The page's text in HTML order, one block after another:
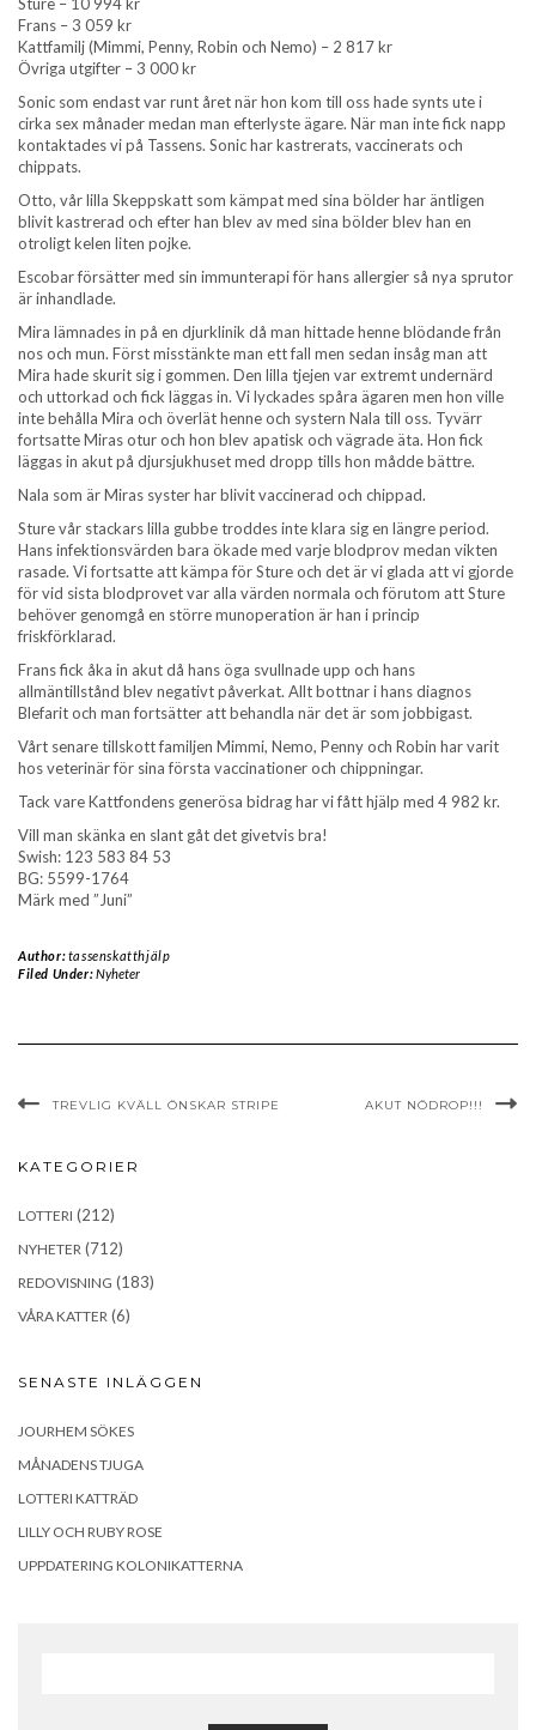
Sture – 10 994 kr
Frans – 3 059 kr
Kattfamilj (Mimmi, Penny, Robin och Nemo) – 2 817 kr
Övriga utgifter – 3 000 kr
Sonic som endast var runt året när hon kom till oss hade synts ute i
cirka sex månader medan man efterlyste ägare. När man inte fick napp
kontaktades vi på Tassens. Sonic har kastrerats, vaccinerats och
chippats.
Otto, vår lilla Skeppskatt som kämpat med sina bölder har äntligen
blivit kastrerad och efter han blev av med sina bölder blev han en
otroligt kelen liten pojke.
Escobar försätter med sin immunterapi för hans allergier så nya sprutor
är inhandlade.
Mira lämnades in på en djurklinik då man hittade henne blödande från
nos och mun. Först misstänkte man ett fall men sedan insåg man att
Mira hade skurit sig i gommen. Den lilla tjejen var extremt undernärd
och uttorkad och fick läggas in. Vi lyckades spåra ägaren men hon ville
inte behålla Mira och överlät henne och systern Nala till oss. Tyvärr
fortsatte Miras otur och hon blev apatisk och vägrade äta. Hon fick
läggas in akut på djursjukhuset med dropp tills hon mådde bättre.
Nala som är Miras syster har blivit vaccinerad och chippad.
Sture vår stackars lilla gubbe troddes inte klara sig en längre period.
Hans infektionsvärden bara ökade med varje blodprov medan vikten
rasade. Vi fortsatte att kämpa för Sture och det är vi glada att vi gjorde
för vid sista blodprovet var alla värden normala och förutom att Sture
behöver genomgå en större munoperation är han i princip
friskförklarad.
Frans fick åka in akut då hans öga svullnade upp och hans
allmäntillstånd blev negativt påverkat. Allt bottnar i hans diagnos
Blefarit och man fortsätter att behandla när det är som jobbigast.
Vårt senare tillskott familjen Mimmi, Nemo, Penny och Robin har varit
hos veterinär för sina första vaccinationer och chippningar.
Tack vare Kattfondens generösa bidrag har vi fått hjälp med 4 982 kr.
Vill man skänka en slant gåt det givetvis bra!
Swish: 123 583 84 53
BG: 5599-1764
Märk med ”Juni”
Author:tassenskatthjälp
Filed Under:Nyheter
TREVLIG KVÄLL ÖNSKAR STRIPE AKUT NÖDROP!!!
KATEGORIER
LOTTERI (212)
NYHETER (712)
REDOVISNING (183)
VÅRA KATTER (6)
SENASTE INLÄGGEN
JOURHEM SÖKES
MÅNADENS TJUGA
LOTTERI KATTRÄD
LILLY OCH RUBY ROSE
UPPDATERING KOLONIKATTERNA